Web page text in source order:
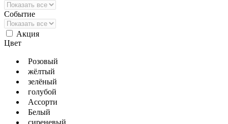
Событие
Акция
Цвет
Розовый
жёлтый
зелёный
голубой
Ассорти
Белый
сиреневый